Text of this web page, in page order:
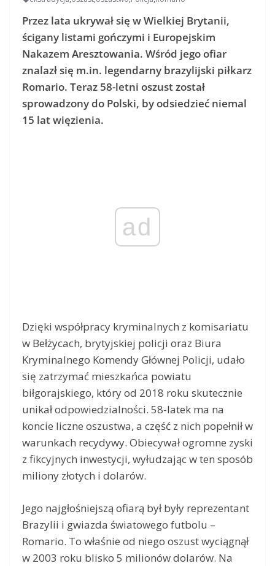
Przez lata ukrywał się w Wielkiej Brytanii,
ścigany listami gończymi i Europejskim
Nakazem Aresztowania. Wśród jego ofiar
znalazł się m.in. legendarny brazylijski piłkarz
Romario. Teraz 58-letni oszust został
sprowadzony do Polski, by odsiedzieć niemal
15 lat więzienia.
ad
Dzięki współpracy kryminalnych z komisariatu
w Bełżycach, brytyjskiej policji oraz Biura
Kryminalnego Komendy Głównej Policji, udało
się zatrzymać mieszkańca powiatu
biłgorajskiego, który od 2018 roku skutecznie
unikał odpowiedzialności. 58-latek ma na
koncie liczne oszustwa, a część z nich popełnił w
warunkach recydywy. Obiecywał ogromne zyski
z fikcyjnych inwestycji, wyłudzając w ten sposób
miliony złotych i dolarów.
Jego najgłośniejszą ofiarą był były reprezentant
Brazylii i gwiazda światowego futbolu –
Romario. To właśnie od niego oszust wyciągnął
w 2003 roku blisko 5 milionów dolarów. Na